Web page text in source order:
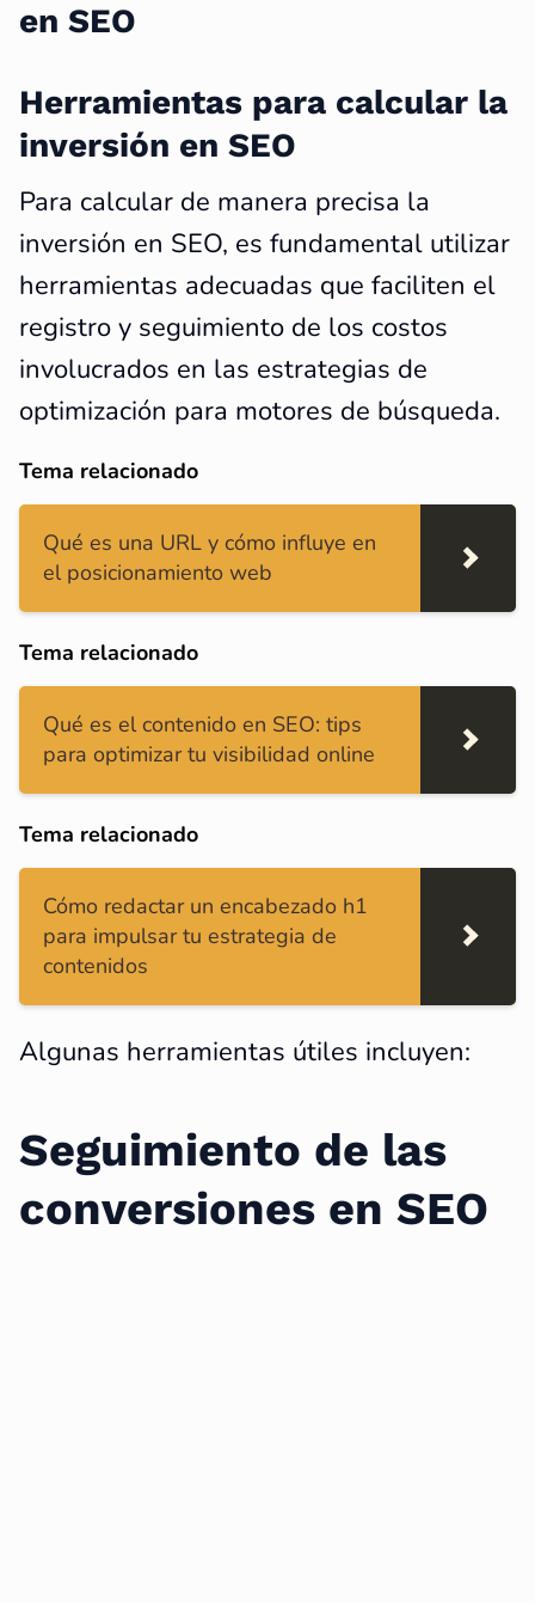
en SEO
Herramientas para calcular la
inversión en SEO
Para calcular de manera precisa la
inversión en SEO, es fundamental utilizar
herramientas adecuadas que faciliten el
registro y seguimiento de los costos
involucrados en las estrategias de
optimización para motores de búsqueda.
Tema relacionado
Qué es una URL y cómo influye en
el posicionamiento web
Tema relacionado
Qué es el contenido en SEO: tips
para optimizar tu visibilidad online
Tema relacionado
Cómo redactar un encabezado h1
para impulsar tu estrategia de
contenidos
Algunas herramientas útiles incluyen:
Seguimiento de las
conversiones en SEO